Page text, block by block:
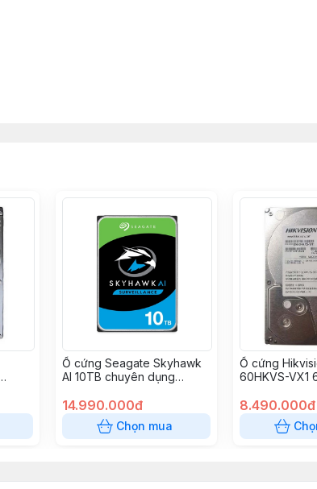
Ổ cứng Seagate Skyhawk
AI 10TB chuyên dụng
14.990.000đ
Chọn mua
Ổ cứng
60HKVS-VX1
8.490.000đ